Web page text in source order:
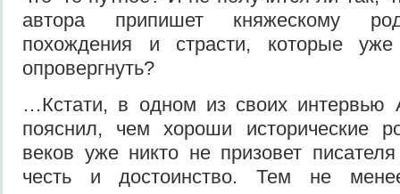
автора припишет княжескому
похождения и страсти, которые
опровергнуть?
…Кстати, в одном из своих интервью
пояснил, чем хороши исторические
веков уже никто не призовет
честь и достоинство. Тем не